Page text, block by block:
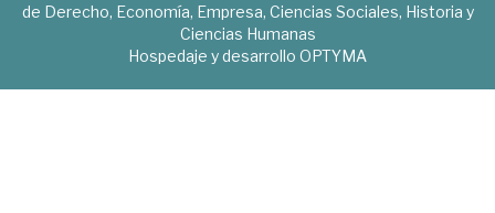
de Derecho, Economía, Empresa, Ciencias Sociales, Historia y
Ciencias Humanas
Hospedaje y desarrollo OPTYMA